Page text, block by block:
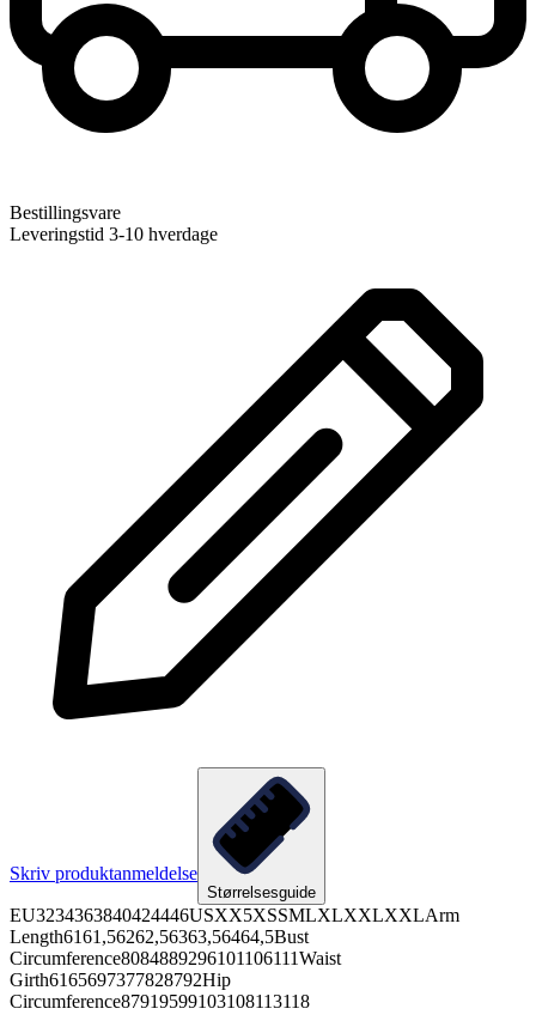
Bestillingsvare
Leveringstid 3-10 hverdage
Skriv produktanmeldelse
Størrelsesguide
EU3234363840424446USXX5XSSMLXLXXLXXLArm
Length6161,56262,56363,56464,5Bust
Circumference8084889296101106111Waist
Girth6165697377828792Hip
Circumference87919599103108113118